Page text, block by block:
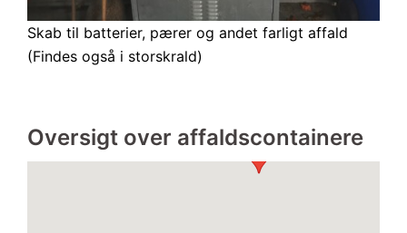
Skab til batterier, pærer og andet farligt affald
(Findes også i storskrald)
Oversigt over affaldscontainere